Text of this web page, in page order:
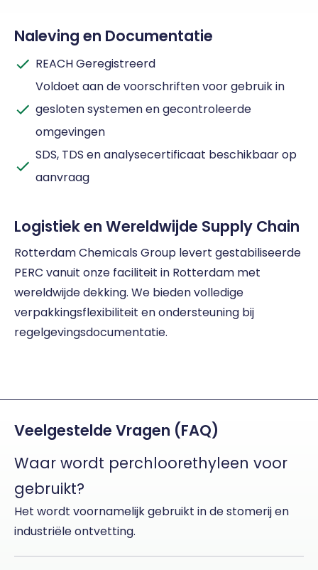
Naleving en Documentatie
REACH Geregistreerd
Voldoet aan de voorschriften voor gebruik in
gesloten systemen en gecontroleerde
omgevingen
SDS, TDS en analysecertificaat beschikbaar op
aanvraag
Logistiek en Wereldwijde Supply Chain
Rotterdam Chemicals Group levert gestabiliseerde
PERC vanuit onze faciliteit in Rotterdam met
wereldwijde dekking. We bieden volledige
verpakkingsflexibiliteit en ondersteuning bij
regelgevingsdocumentatie.
Veelgestelde Vragen (FAQ)
Waar wordt perchloorethyleen voor
gebruikt?
Het wordt voornamelijk gebruikt in de stomerij en
industriële ontvetting.